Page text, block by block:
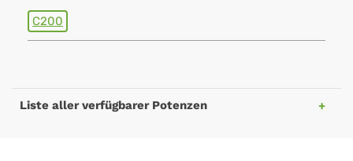
C200
Liste aller verfügbarer Potenzen